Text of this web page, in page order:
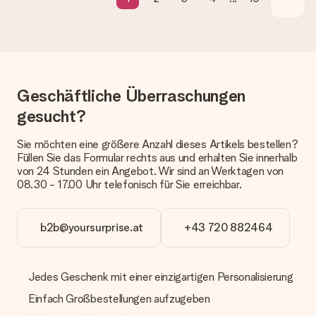
oder Päckchen geliefert wird, kontaktiere bitte unseren
Kundenservice.
Zahlung
Wie kann ich meine Bestellung bezahlen?
Wir bieten die folgenden Zahlungsoptionen an: Vorauskasse
mit normaler Überweisung, Sofortüberweisung, Paypal,
Kreditkarte oder auf Rechnung über Klarna. Bei einer
Geschenks jedoch um 3 Werktage.
Geschenk empfangen
erfüllt?
Sollte das Geschenk wider Erwarten deine Erwartungen nicht
erfüllen, bitten wir dich, unseren Kundenservice zu
Geschäftliche Überraschungen
gesucht?
Sie möchten eine größere Anzahl dieses Artikels bestellen?
Füllen Sie das Formular rechts aus und erhalten Sie innerhalb
von 24 Stunden ein Angebot. Wir sind an Werktagen von
08.30 - 17.00 Uhr telefonisch für Sie erreichbar.
b2b@yoursurprise.at +43 720 882464
Jedes Geschenk mit einer einzigartigen Personalisierung
Einfach Großbestellungen aufzugeben